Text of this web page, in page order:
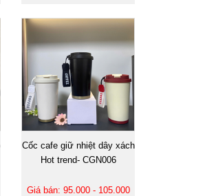
Cốc cafe giữ nhiệt dây xách
Hot trend- CGN006
Giá bán: 95.000 - 105.000